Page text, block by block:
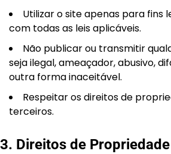
Utilizar o site apenas para fins
com todas as leis aplicáveis.
Não publicar ou transmitir
seja ilegal, ameaçador, abusivo,
outra forma inaceitável.
Respeitar os direitos de
terceiros.
3. Direitos de